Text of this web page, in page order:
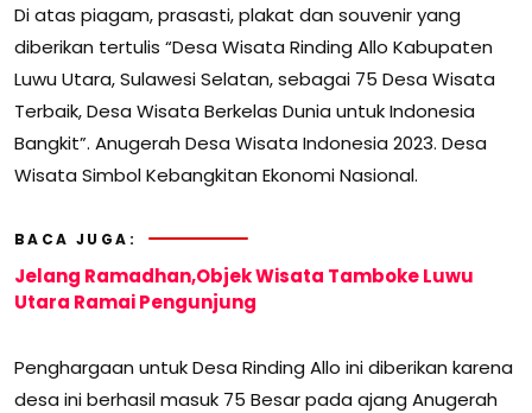
Di atas piagam, prasasti, plakat dan souvenir yang
diberikan tertulis “Desa Wisata Rinding Allo Kabupaten
Luwu Utara, Sulawesi Selatan, sebagai 75 Desa Wisata
Terbaik, Desa Wisata Berkelas Dunia untuk Indonesia
Bangkit”. Anugerah Desa Wisata Indonesia 2023. Desa
Wisata Simbol Kebangkitan Ekonomi Nasional.
BACA JUGA:
Jelang Ramadhan,Objek Wisata Tamboke Luwu
Utara Ramai Pengunjung
Penghargaan untuk Desa Rinding Allo ini diberikan karena
desa ini berhasil masuk 75 Besar pada ajang Anugerah